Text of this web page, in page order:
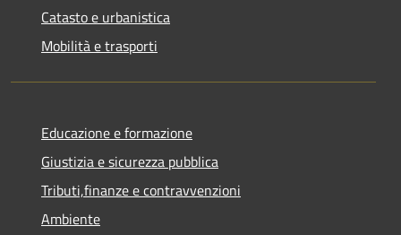
Catasto e urbanistica
Mobilità e trasporti
Educazione e formazione
Giustizia e sicurezza pubblica
Tributi,finanze e contravvenzioni
Ambiente